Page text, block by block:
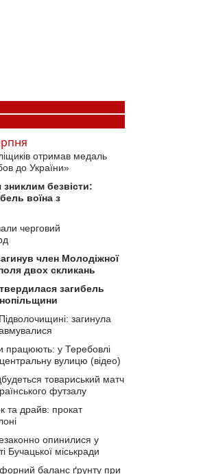
отримав медаль
до України»
безвісти:
воїна з
черговий
член Молодіжної
двох скликань
загибель
загинула
працюють: у Теребовлі
вулицю (відео)
товариський матч
футзалу
та драйв: прокат
опинилися у
Бучацької міськради
баланс ґрунту при